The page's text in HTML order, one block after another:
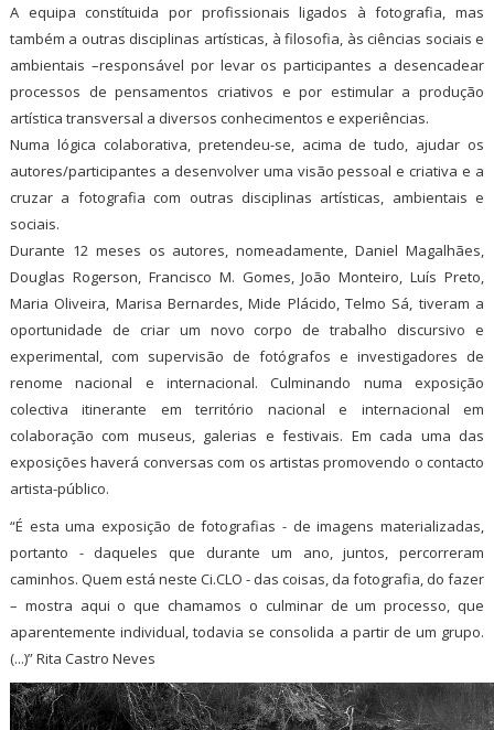
A equipa constítuida por profissionais ligados à fotografia, mas
também a outras disciplinas artísticas, à filosofia, às ciências sociais e
ambientais –responsável por levar os participantes a desencadear
processos de pensamentos criativos e por estimular a produção
artística transversal a diversos conhecimentos e experiências.
Numa lógica colaborativa, pretendeu-se, acima de tudo, ajudar os
autores/participantes a desenvolver uma visão pessoal e criativa e a
cruzar a fotografia com outras disciplinas artísticas, ambientais e
sociais.
Durante 12 meses os autores, nomeadamente, Daniel Magalhães,
Douglas Rogerson, Francisco M. Gomes, João Monteiro, Luís Preto,
Maria Oliveira, Marisa Bernardes, Mide Plácido, Telmo Sá, tiveram a
oportunidade de criar um novo corpo de trabalho discursivo e
experimental, com supervisão de fotógrafos e investigadores de
renome nacional e internacional. Culminando numa exposição
colectiva itinerante em território nacional e internacional em
colaboração com museus, galerias e festivais. Em cada uma das
exposições haverá conversas com os artistas promovendo o contacto
artista-público.
“É esta uma exposição de fotografias - de imagens materializadas,
portanto - daqueles que durante um ano, juntos, percorreram
caminhos. Quem está neste Ci.CLO - das coisas, da fotografia, do fazer
– mostra aqui o que chamamos o culminar de um processo, que
aparentemente individual, todavia se consolida a partir de um grupo.
(...)” Rita Castro Neves